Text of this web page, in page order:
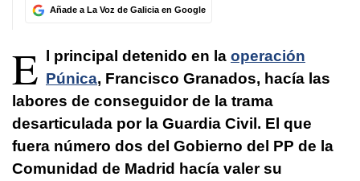
Añade a La Voz de Galicia en Google
E l principal detenido en la operación
Púnica, Francisco Granados, hacía las
labores de conseguidor de la trama
desarticulada por la Guardia Civil. El que
fuera número dos del Gobierno del PP de la
Comunidad de Madrid hacía valer su